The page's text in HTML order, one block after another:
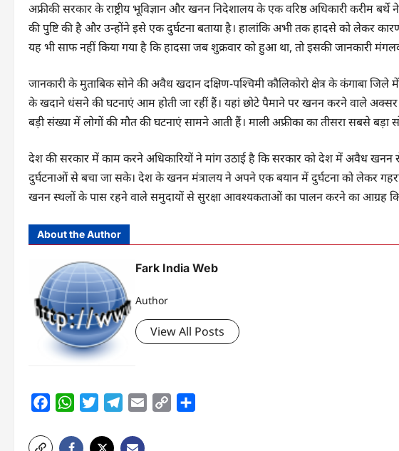
अफ्रीकी सरकार के राष्ट्रीय भूविज्ञान और खनन निदेशालय के एक वरिष्ठ अधिकारी करीम
की पुष्टि की है और उन्होंने इसे एक दुर्घटना बताया है। हालांकि अभी तक हादसे को लेकर
यह भी साफ नहीं किया गया है कि हादसा जब शुक्रवार को हुआ था, तो इसकी जानकारी
जानकारी के मुताबिक सोने की अवैध खदान दक्षिण-पश्चिमी कौलिकोरो क्षेत्र के कंगाबा जिले
के खदाने धंसने की घटनाएं आम होती जा रहीं हैं। यहां छोटे पैमाने पर खनन करने वाले
बड़ी संख्या में लोगों की मौत की घटनाएं सामने आती हैं। माली अफ्रीका का तीसरा सबसे बड़ा
देश की सरकार में काम करने अधिकारियों ने मांग उठाई है कि सरकार को देश में अवैध खनन
दुर्घटनाओं से बचा जा सके। देश के खनन मंत्रालय ने अपने एक बयान में दुर्घटना को लेकर
खनन स्थलों के पास रहने वाले समुदायों से सुरक्षा आवश्यकताओं का पालन करने का आग्रह
About the Author
Fark India Web
Author
View All Posts
FacebookWhatsAppTwitterTelegram
Email
Copy